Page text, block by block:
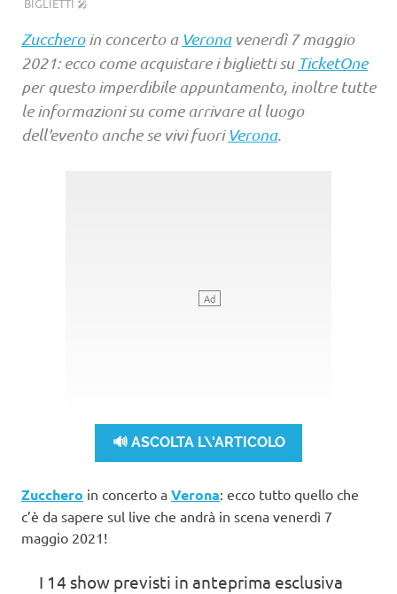
Zuccheroin concerto a Veronavenerdì 7 maggio
2021: ecco come acquistare i biglietti su TicketOne
per questo imperdibile appuntamento, inoltre tutte
le informazioni su come arrivare al luogo
dell'evento anche se vivi fuori Verona.
🔊 ASCOLTA L\'ARTICOLO
Zucchero in concerto a Verona: ecco tutto quello che
c’è da sapere sul live che andrà in scena venerdì 7
maggio 2021!
I 14 show previsti in anteprima esclusiva